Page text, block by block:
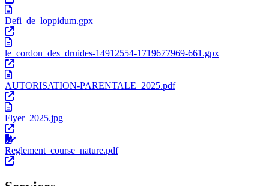
Defi_de_loppidum.gpx
le_cordon_des_druides-14912554-1719677969-661.gpx
AUTORISATION-PARENTALE_2025.pdf
Flyer_2025.jpg
Reglement_course_nature.pdf